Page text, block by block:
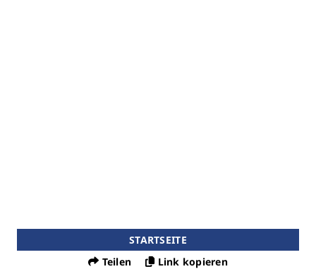
STARTSEITE
Teilen
Link kopieren